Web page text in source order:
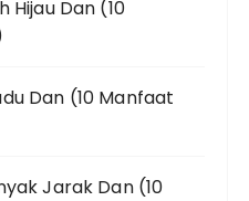
Hijau Dan (10
Dan (10 Manfaat
Jarak Dan (10